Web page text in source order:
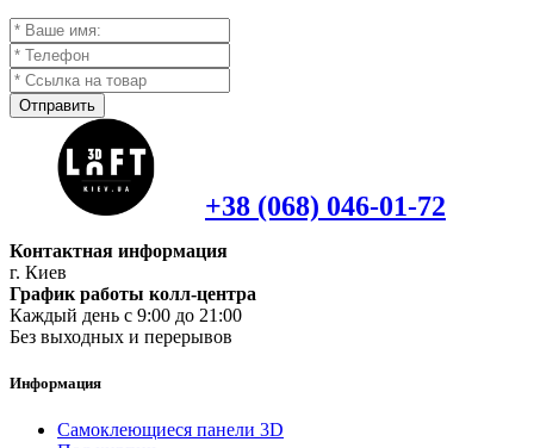
Отправить
+38 (068) 046-01-72
Контактная информация
г. Киев
График работы колл-центра
Каждый день с 9:00 до 21:00
Без выходных и перерывов
Информация
Самоклеющиеся панели 3D